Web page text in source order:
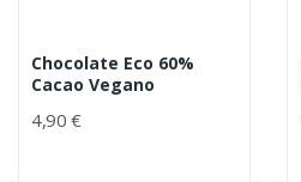
Chocolate Eco 60%
Cacao Vegano
4,90 €